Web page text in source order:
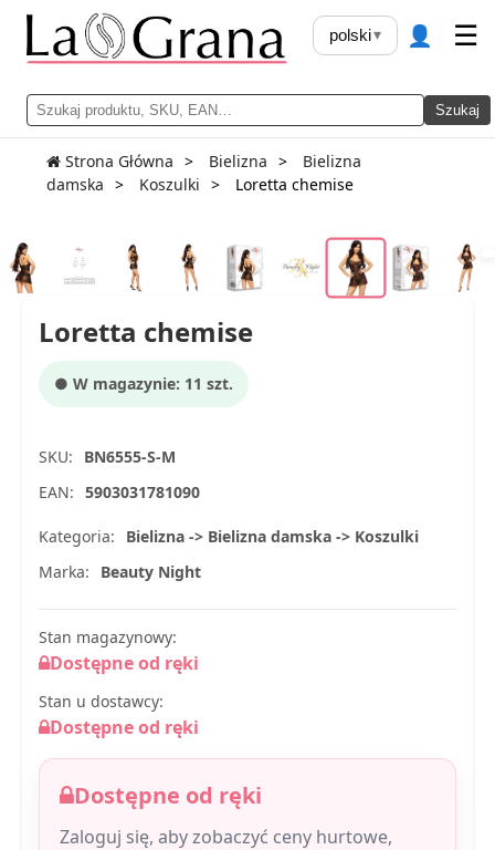
Szukaj
polski▾ 👤 ☰
Strona Główna Bielizna
Bielizna
damska
Koszulki Loretta chemise
Loretta chemise
● W magazynie: 11 szt.
SKU:
BN6555-S-M
EAN: 5903031781090
Kategoria:
Bielizna -> Bielizna damska -> Koszulki
Marka:
Beauty Night
Stan magazynowy:
Dostępne od ręki
Stan u dostawcy:
Dostępne od ręki
Dostępne od ręki
Zaloguj się, aby zobaczyć ceny hurtowe,